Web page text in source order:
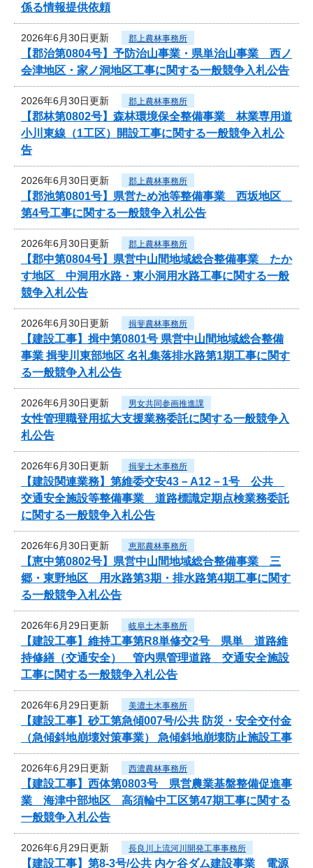
係る情報提供依頼
2026年6月30日更新 郡上農林事務所
【郡治第0804号】予防治山事業・県単治山事業 西ノ
会津地区・家ノ洞地区工事に関する一般競争入札公告
2026年6月30日更新 郡上農林事務所
【郡林第0802号】森林環境保全整備事業 林業専用道
小川東線（1工区）開設工事に関する一般競争入札公
告
2026年6月30日更新 郡上農林事務所
【郡池第0801号】県営ため池等整備事業 西坂地区
第4号工事に関する一般競争入札公告
2026年6月30日更新 郡上農林事務所
【郡中第0804号】県営中山間地域総合整備事業 たか
す地区 中洞用水路・東小洞用水路工事に関する一般
競争入札公告
2026年6月30日更新 揖斐農林事務所
【建設工事】揖中第0801号 県営中山間地域総合整備
事業 揖斐川東部地区 名礼集落排水路第1期工事に関す
る一般競争入札公告
2026年6月30日更新 男女共同参画推進課
女性管理職登用拡大支援業務委託に関する一般競争入
札公告
2026年6月30日更新 揖斐土木事務所
【建設関連業務】第維委交安43－A12－1号 公共
交通安全施設等整備事業 道路標識定期点検業務委託
に関する一般競争入札公告
2026年6月30日更新 恵那農林事務所
【恵中第0802号】県営中山間地域総合整備事業 三
郷・東野地区 用水路第3期・排水路第4期工事に関す
る一般競争入札公告
2026年6月29日更新 岐阜土木事務所
【建設工事】維持工事第R8単修交2号 県単 道路維
持修繕（交通安全） 管内県管理道路 交通安全施設
工事に関する一般競争入札公告
2026年6月29日更新 美濃土木事務所
【建設工事】砂工第急傾007号/公共 防災・安全交付金
（急傾斜地崩壊対策事業） 急傾斜地崩壊防止施設工事
2026年6月29日更新 西濃農林事務所
【建設工事】西体第0803号 県営農業基盤整備促進事
業 海津中部地区 高須輪中工区第47期工事に関する
一般競争入札公告
2026年6月29日更新 長良川上流河川開発工事事務所
【建設工事】第8-3号/公共 内ケ谷ダム建設事業 電源